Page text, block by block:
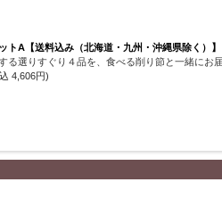
トA【送料込み（北海道・九州・沖縄県除く）】
る選りすぐり４品を、食べる削り節と一緒にお
4,606円)